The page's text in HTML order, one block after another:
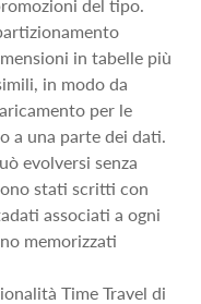
del tipo.
in tabelle più
in modo da
per le
a una parte dei dati.
evolversi senza
stati scritti con
associati a ogni
memorizzati
Time Travel di